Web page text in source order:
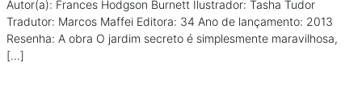
Autor(a): Frances Hodgson Burnett Ilustrador: Tasha Tudor
Tradutor: Marcos Maffei Editora: 34 Ano de lançamento: 2013
Resenha: A obra O jardim secreto é simplesmente maravilhosa,
[…]